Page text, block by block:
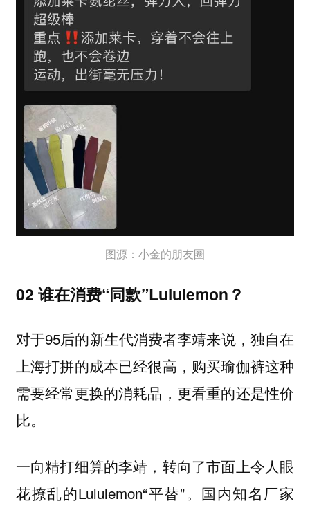
图源：小金的朋友圈
02 谁在消费“同款”Lululemon？
对于95后的新生代消费者李靖来说，独自在
上海打拼的成本已经很高，购买瑜伽裤这种
需要经常更换的消耗品，更看重的还是性价
比。
一向精打细算的李靖，转向了市面上令人眼
花撩乱的Lululemon“平替”。国内知名厂家